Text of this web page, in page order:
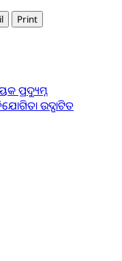
Print
ପ୍ରଦ୍ୟୁମ୍ନ
ଉଦ୍ଘାଟିତ